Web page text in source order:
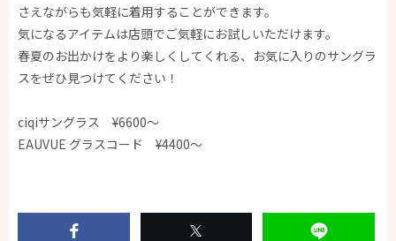
さえながらも気軽に着用することができます。
気になるアイテムは店頭でご気軽にお試しいただけます。
春夏のお出かけをより楽しくしてくれる、お気に入りのサングラ
スをぜひ見つけてください！
ciqiサングラス ¥6600〜
EAUVUE グラスコード ¥4400〜